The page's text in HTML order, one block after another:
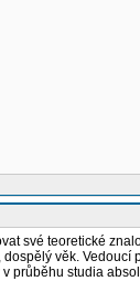
své teoretické
věk.
studia